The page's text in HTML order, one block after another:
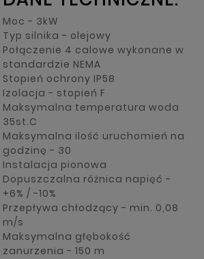
Moc - 3kW
Typ silnika - olejowy
Połączenie 4 calowe wykonane w
standardzie NEMA
Stopień ochrony IP58
Izolacja - stopień F
Maksymalna temperatura woda
35st.C
Maksymalna ilość uruchomień na
godzinę - 30
Instalacja pionowa
Dopuszczalna różnica napięć -
+6% / -10%
Przepływa chłodzący - min. 0,08
m/s
Maksymalna głębokość
zanurzenia - 150 m